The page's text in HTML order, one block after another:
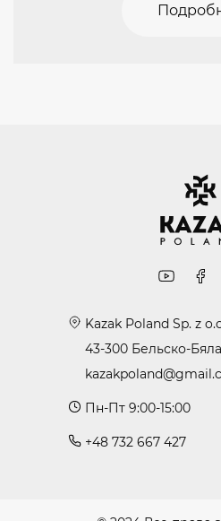
Kazak Poland Sp. z
43-300 Бельско-
Пн-Пт 9:00-15:00
+48 732 667 427